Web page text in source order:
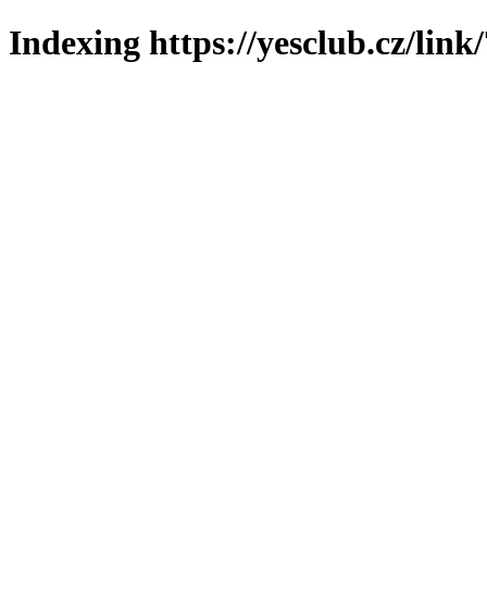
Indexing https://yesclub.cz/link/